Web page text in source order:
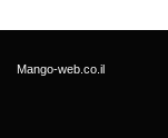
Mango-web.co.il